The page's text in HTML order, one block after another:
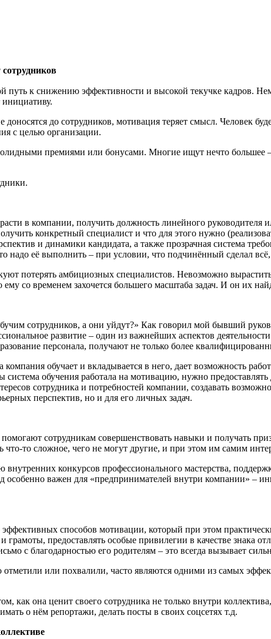
путь к снижению эффективности и высокой текучке кадров.
до сотрудников, мотивация теряет смысл. Человек
с целью организации.
премиями или бонусами. Многие ищут нечто большее
в компании, получить должность линейного
конкретный специалист и что для этого нужно
и динамики кандидата, а также прозрачная система
надо её выполнить – при условии, что подчинённый сделал
потерять амбициозных специалистов. Невозможно
со временем захочется большего масштаба задач. И он их
сотрудников, а они уйдут?» Как говорил мой бывший
развитие – один из важнейших аспектов
персонала, получают не только более
компания обучает и вкладывается в него, дает возможность
обучения работала на мотивацию, нужно предоставлять
сотрудника и потребностей компании, создавать
перспектив, но и для его личных задач.
сотрудникам совершенствовать навыки и получать
то сложное, чего не могут другие, и при этом им самим
внутренних конкурсов профессионального мастерства,
особенно важен для «предпринимателей внутри компании» –
способов мотивации, который при этом
грамоты, предоставлять особые привилегии в качестве знака
с благодарностью его родителям – это всегда вызывает
или похвалили, часто являются одними из самых
как она ценит своего сотрудника не только внутри
о нём репортажи, делать посты в своих соцсетях т.д.